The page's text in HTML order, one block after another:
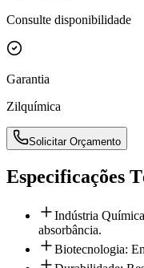
Consulte disponibilidade
Garantia
Zilquímica
Solicitar Orçamento
Especificações
Indústria
absorbância.
Biotecnologia: